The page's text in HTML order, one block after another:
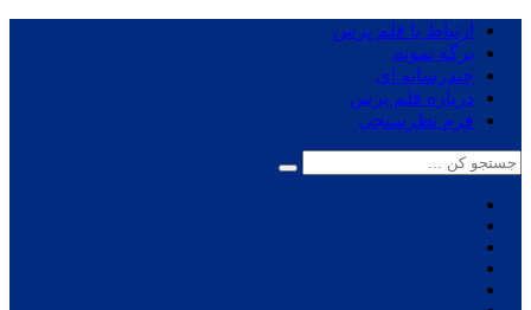
ارتباط با قلم پرس
برگه نمونه
چندرسانه ای
درباره قلم پرس
فرم نظرسنجی